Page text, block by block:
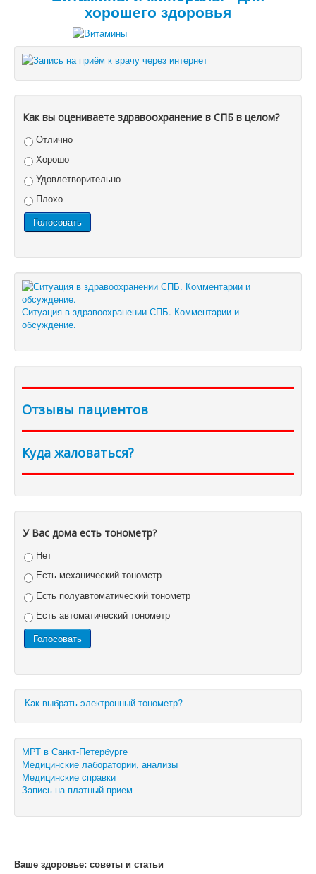
хорошего здоровья
Как вы оцениваете здравоохранение в СПБ в целом?
Отлично
Хорошо
Удовлетворительно
Плохо
Ситуация в здравоохранении СПБ. Комментарии и
обсуждение.
Отзывы пациентов
Куда жаловаться?
У Вас дома есть тонометр?
Нет
Есть механический тонометр
Есть полуавтоматический тонометр
Есть автоматический тонометр
Как выбрать электронный тонометр?
МРТ в Санкт-Петербурге
Медицинские лаборатории, анализы
Медицинские справки
Запись на платный прием
Ваше здоровье: советы и статьи